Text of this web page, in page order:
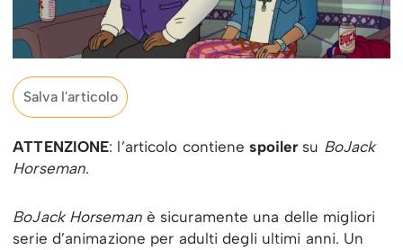
Salva l'articolo
ATTENZIONE: l’articolo contienespoiler su BoJack
Horseman.
BoJack Horsemanè sicuramente una delle migliori
serie d’animazione per adulti degli ultimi anni. Un